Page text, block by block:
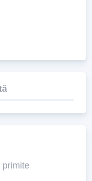
primite